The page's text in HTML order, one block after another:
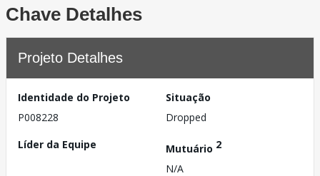
Chave Detalhes
Projeto Detalhes
Identidade do Projeto
P008228
Situação
Dropped
Líder da Equipe
Mutuário 2
N/A